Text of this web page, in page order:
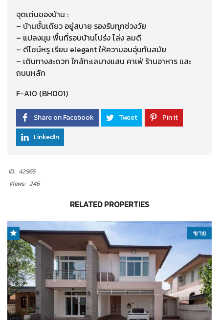
จุดเด่นของบ้าน :
– บ้านชั้นเดียว อยู่สบาย รองรับทุกช่วงวัย
– แปลงมุม พื้นที่รอบบ้านโปร่ง โล่ง ลมดี
– ดีไซน์หรู เรียบ elegant ให้ความอบอุ่นทันสมัย
– เดินทางสะดวก ใกล้ทะเลบางแสน คาเฟ่ ร้านอาหาร และ
ถนนหลัก
F-A10 (BH001)
Share on Facebook Tweet
Pin it
LinkedIn
ID: 42965
Views: 246
RELATED PROPERTIES
ขาย